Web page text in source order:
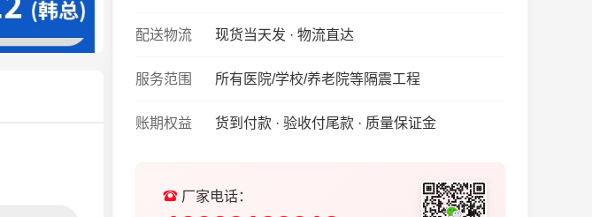
配送物流 现货当天发 · 物流直达
服务范围 所有医院/学校/养老院等隔震工程
账期权益 货到付款 · 验收付尾款 · 质量保证金
厂家电话：